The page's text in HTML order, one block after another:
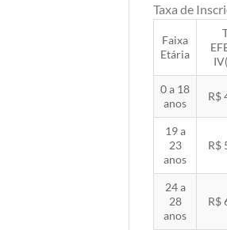
Taxa de
Faixa
Etária
0 a 18
anos
R$
19 a
23
anos
R$
24 a
28
anos
R$